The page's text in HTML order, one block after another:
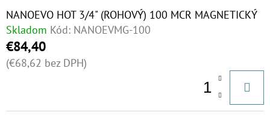
NANOEVO HOT 3/4" (ROHOVÝ) 100 MCR MAGNETICKÝ
Skladom Kód: NANOEVMG-100
€84,40
(€68,62 bez DPH)